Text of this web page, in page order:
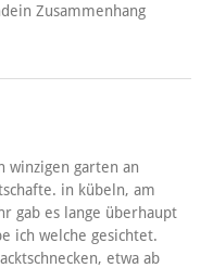
Zusammenhang
winzigen garten an
in kübeln, am
gab es lange überhaupt
ich welche gesichtet.
etwa ab